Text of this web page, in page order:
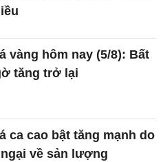
vàng hôm nay (5/8): Bất
tăng trở lại
ca cao bật tăng mạnh do
ngại về sản lượng